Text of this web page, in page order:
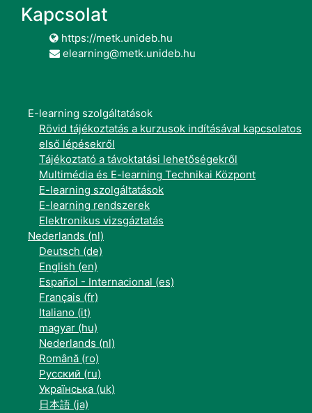
Kapcsolat
https://metk.unideb.hu
elearning@metk.unideb.hu
E-learning szolgáltatások
Rövid tájékoztatás a kurzusok indításával kapcsolatos
első lépésekről
Tájékoztató a távoktatási lehetőségekről
Multimédia és E-learning Technikai Központ
E-learning szolgáltatások
E-learning rendszerek
Elektronikus vizsgáztatás
Nederlands ‎(nl)‎
Deutsch ‎(de)‎
English ‎(en)‎
Español - Internacional ‎(es)‎
Français ‎(fr)‎
Italiano ‎(it)‎
magyar ‎(hu)‎
Nederlands ‎(nl)‎
Română ‎(ro)‎
Русский ‎(ru)‎
Українська ‎(uk)‎
日本語 ‎(ja)‎